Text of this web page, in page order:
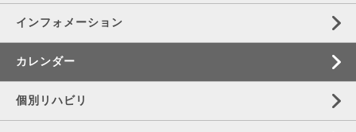
インフォメーション
カレンダー
個別リハビリ